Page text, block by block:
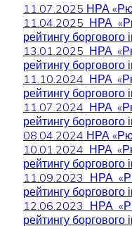
11.07.2025 НРА
11.04.2025 НРА
рейтингу боргового
13.01.2025 НРА
рейтингу боргового
11.10.2024 НРА
рейтингу боргового
11.07.2024 НРА
рейтингу боргового
08.04.2024 НРА
10.01.2024 НРА
рейтингу боргового
11.09.2023 НРА
рейтингу боргового
12.06.2023 НРА
рейтингу боргового